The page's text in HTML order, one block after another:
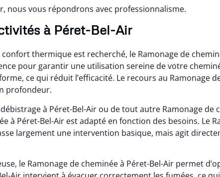
nous vous répondrons avec professionnalisme.
à Péret-Bel-Air
thermique est recherché, le Ramonage de
pour garantir une utilisation sereine de votre
ce qui réduit l’efficacité. Le recours au Ramonage
profondeur.
à Péret-Bel-Air ou de tout autre Ramonage de
à Péret-Bel-Air est adapté en fonction des besoins. Le
largement une intervention basique, mais agit
le Ramonage de cheminée à Péret-Bel-Air permet